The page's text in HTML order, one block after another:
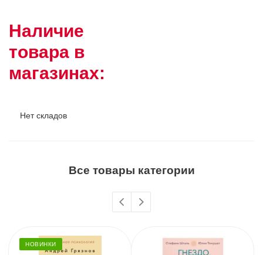
Наличие
товара в
магазинах:
Нет складов
Все товары категории
НОВИНКИ